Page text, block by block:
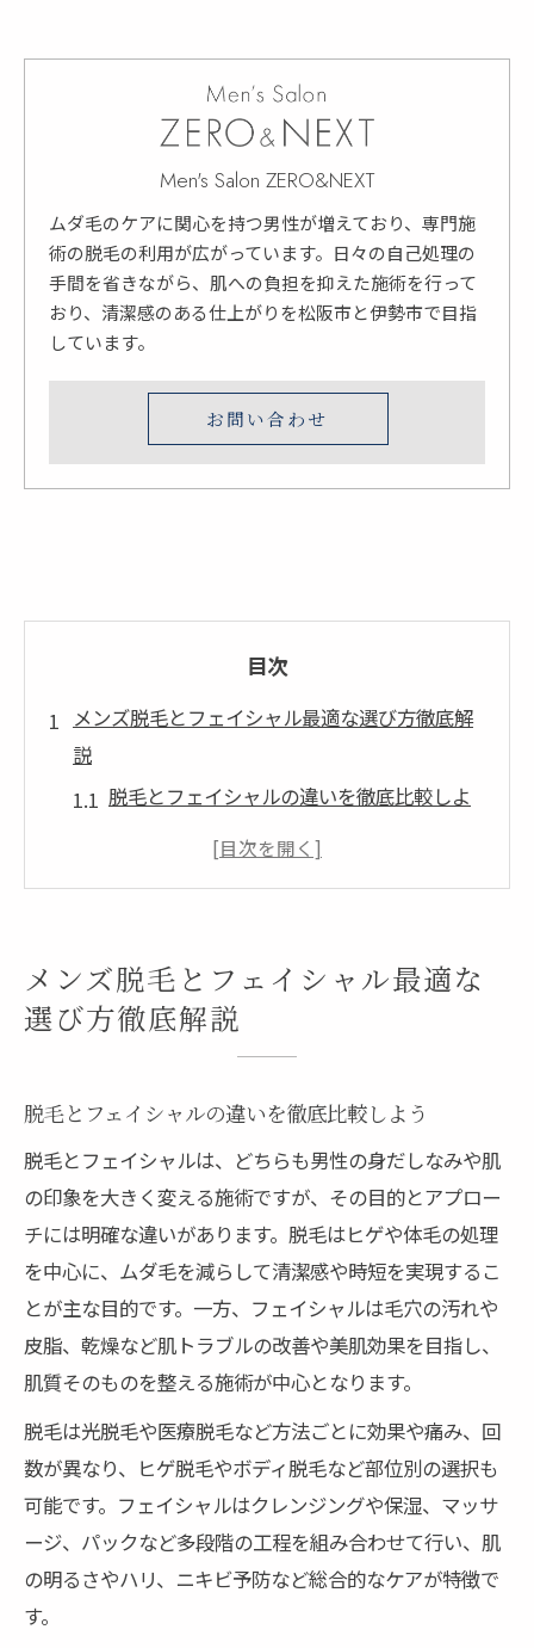
Men's Salon ZERO&NEXT
ムダ毛のケアに関心を持つ男性が増えており、専門施
術の脱毛の利用が広がっています。日々の自己処理の
手間を省きながら、肌への負担を抑えた施術を行って
おり、清潔感のある仕上がりを松阪市と伊勢市で目指
しています。
お問い合わせ
目次
メンズ脱毛とフェイシャル最適な選び方徹底解
説
脱毛とフェイシャルの違いを徹底比較しよ
ヒゲ脱毛とメンズ脱毛の効果を知るポイン
ト
通いやすい脱毛サロンの特徴と選択基準
志摩市で脱毛を始める際に知るべき基礎知
識
メンズ脱毛の施術内容と流れをわかりやす
く解説
医療脱毛とサロン脱毛の違いと選び方のコ
ツ
志摩市脱毛のメリットと選ばれる理由とは
料金や効果で比べるメンズ脱毛のポイント
脱毛の効果とメンズフェイシャルを比べて分か
る違い
脱毛とフェイシャルの効果を実体験から解
説
メンズ脱毛で得られる清潔感と肌質改善の
メンズ脱毛とフェイシャル最適な
選び方徹底解説
脱毛とフェイシャルの違いを徹底比較しよう
脱毛とフェイシャルは、どちらも男性の身だしなみや肌
の印象を大きく変える施術ですが、その目的とアプロー
チには明確な違いがあります。脱毛はヒゲや体毛の処理
を中心に、ムダ毛を減らして清潔感や時短を実現するこ
とが主な目的です。一方、フェイシャルは毛穴の汚れや
皮脂、乾燥など肌トラブルの改善や美肌効果を目指し、
肌質そのものを整える施術が中心となります。
脱毛は光脱毛や医療脱毛など方法ごとに効果や痛み、回
数が異なり、ヒゲ脱毛やボディ脱毛など部位別の選択も
可能です。フェイシャルはクレンジングや保湿、マッサ
ージ、パックなど多段階の工程を組み合わせて行い、肌
の明るさやハリ、ニキビ予防など総合的なケアが特徴で
す。